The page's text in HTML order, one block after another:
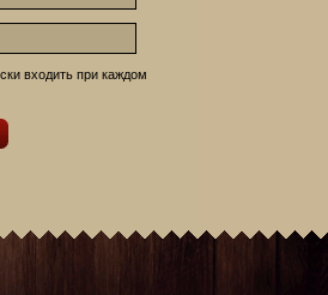
входить при каждом